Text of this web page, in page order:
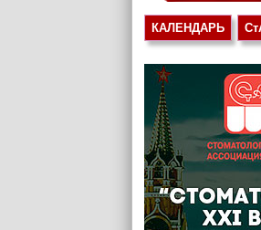
КАЛЕНДАРЬ